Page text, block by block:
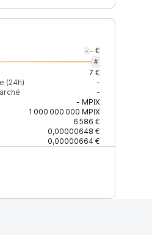
- - €
#
7 €
(24h)
-
-
- MPIX
1 000 000 000 MPIX
6 586 €
0,00000648 €
0,00000664 €
Mis à jour